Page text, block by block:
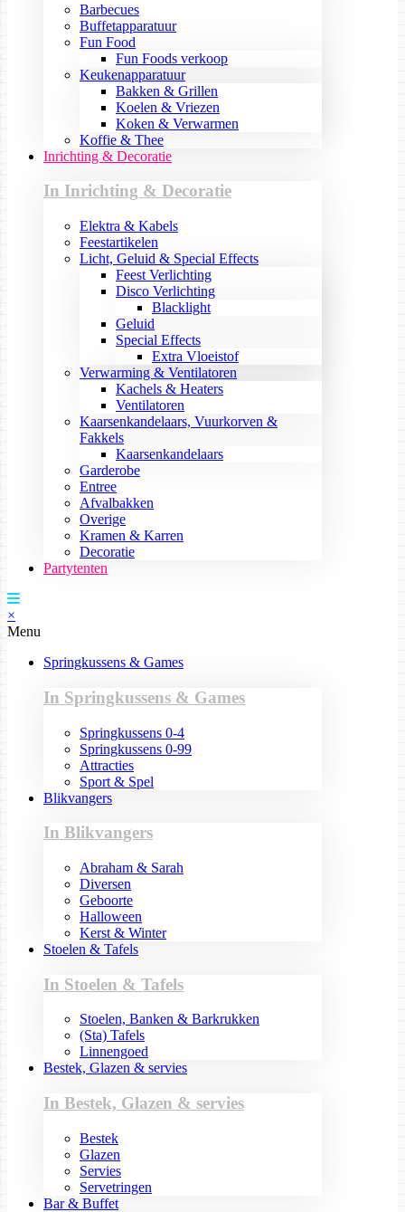
Barbecues
Buffetapparatuur
Fun Food
Fun Foods verkoop
Keukenapparatuur
Bakken & Grillen
Koelen & Vriezen
Koken & Verwarmen
Koffie & Thee
Inrichting & Decoratie
In Inrichting & Decoratie
Elektra & Kabels
Feestartikelen
Licht, Geluid & Special Effects
Feest Verlichting
Disco Verlichting
Blacklight
Geluid
Special Effects
Extra Vloeistof
Verwarming & Ventilatoren
Kachels & Heaters
Ventilatoren
Kaarsenkandelaars, Vuurkorven &
Fakkels
Kaarsenkandelaars
Garderobe
Entree
Afvalbakken
Overige
Kramen & Karren
Decoratie
Partytenten
×
Menu
Springkussens & Games
In Springkussens & Games
Springkussens 0-4
Springkussens 0-99
Attracties
Sport & Spel
Blikvangers
In Blikvangers
Abraham & Sarah
Diversen
Geboorte
Halloween
Kerst & Winter
Stoelen & Tafels
In Stoelen & Tafels
Stoelen, Banken & Barkrukken
(Sta) Tafels
Linnengoed
Bestek, Glazen & servies
In Bestek, Glazen & servies
Bestek
Glazen
Servies
Servetringen
Bar & Buffet